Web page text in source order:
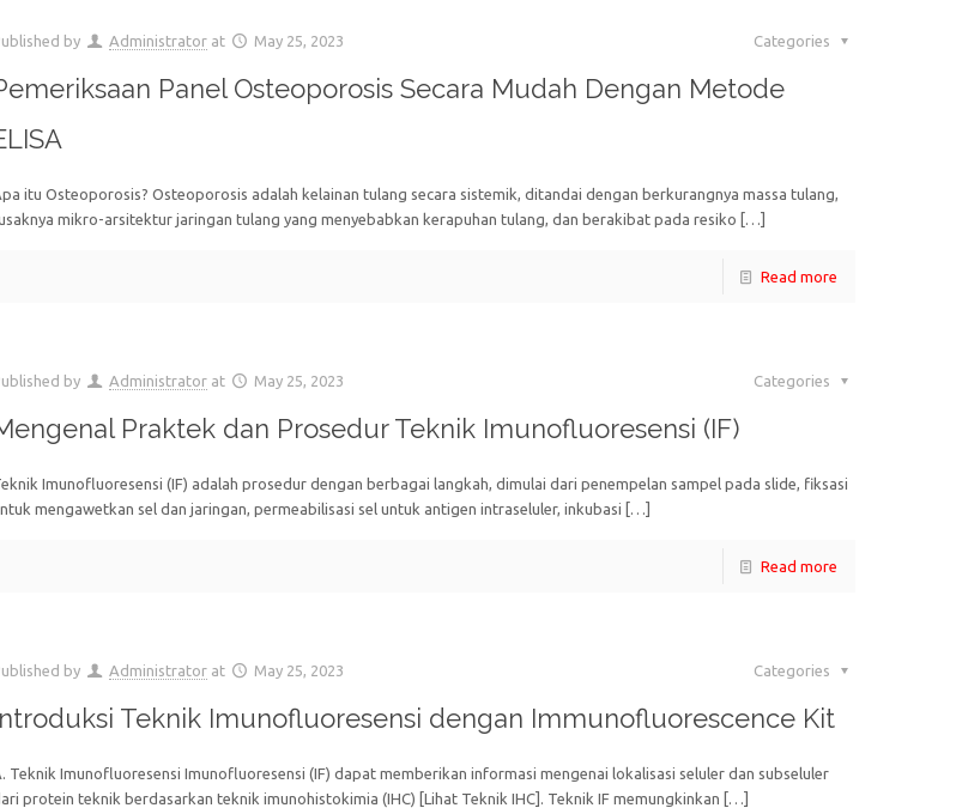
by Administrator at May 25, 2023 Categories
Panel Osteoporosis Secara Mudah Dengan Metode
itu Osteoporosis? Osteoporosis adalah kelainan tulang secara sistemik, ditandai dengan berkurangnya massa tulang,
mikro-arsitektur jaringan tulang yang menyebabkan kerapuhan tulang, dan berakibat pada resiko […]
Read more
by Administrator at May 25, 2023 Categories
Praktek dan Prosedur Teknik Imunofluoresensi (IF)
Imunofluoresensi (IF) adalah prosedur dengan berbagai langkah, dimulai dari penempelan sampel pada slide, fiksasi
mengawetkan sel dan jaringan, permeabilisasi sel untuk antigen intraseluler, inkubasi […]
Read more
by Administrator at May 25, 2023 Categories
Teknik Imunofluoresensi dengan Immunofluorescence Kit
Teknik Imunofluoresensi Imunofluoresensi (IF) dapat memberikan informasi mengenai lokalisasi seluler dan subseluler
protein teknik berdasarkan teknik imunohistokimia (IHC) [Lihat Teknik IHC]. Teknik IF memungkinkan […]